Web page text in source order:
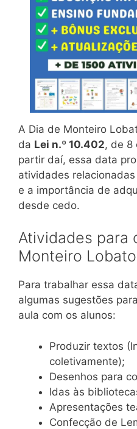
A Dia de Monteiro
da Lei n.º 10.402, de 8
partir daí, essa data
atividades
e a importância de
desde cedo.
Atividades para
Monteiro Lobato
Para trabalhar essa
algumas sugestões
aula com os alunos:
Produzir textos
coletivamente);
Desenhos para
Idas às
Apresentações
Confecção de